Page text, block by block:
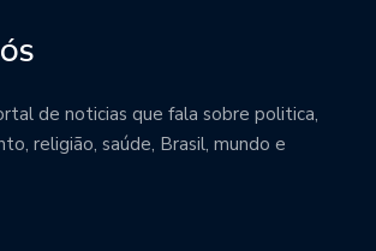
de noticias que fala sobre politica,
religião, saúde, Brasil, mundo e